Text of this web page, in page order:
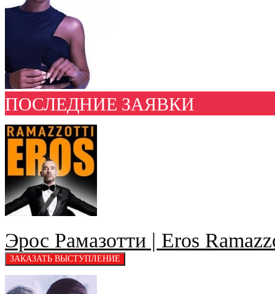
ПОСЛЕДНИЕ ЗАЯВКИ
Эрос Рамазотти | Eros